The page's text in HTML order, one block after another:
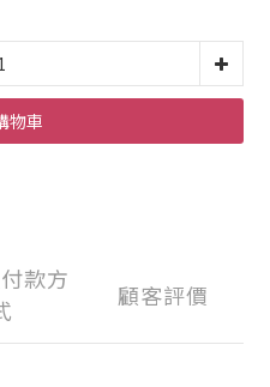
物車
款方
顧客評價